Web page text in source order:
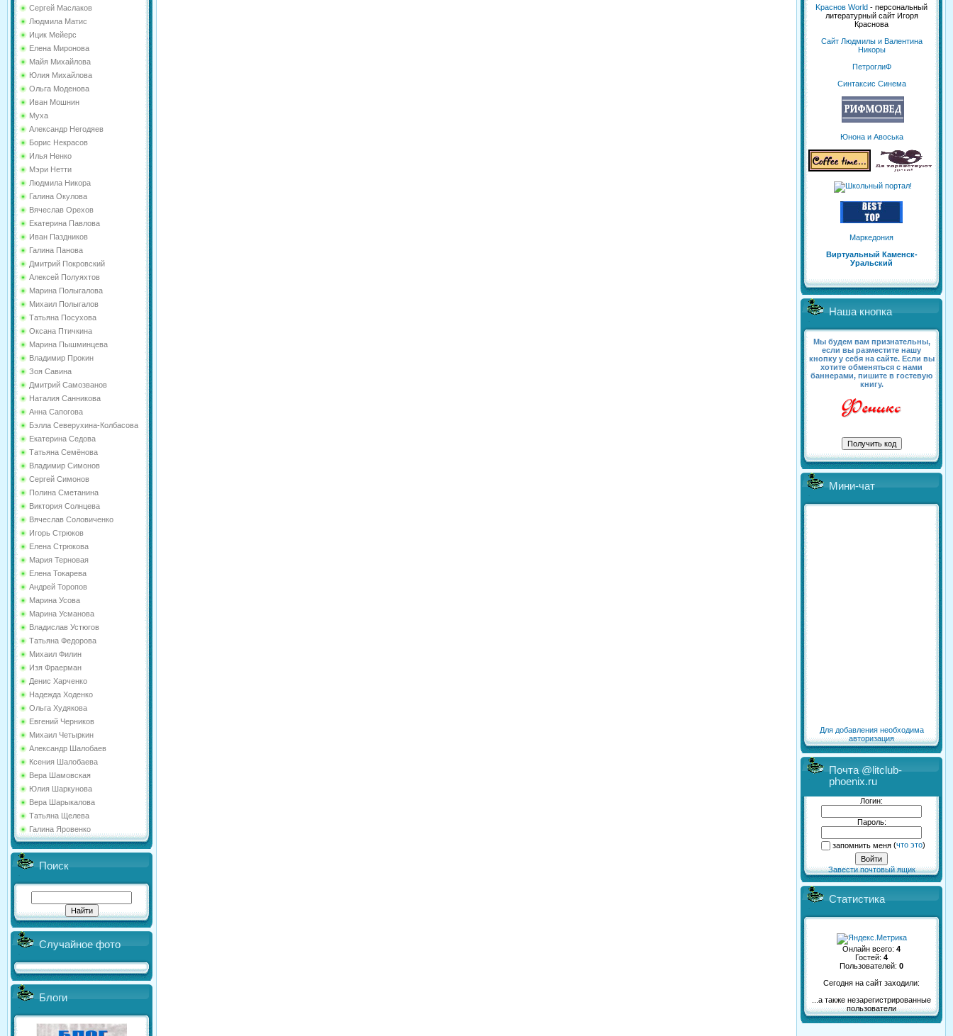
Сергей Маслаков
Людмила Матис
Ицик Мейерс
Елена Миронова
Майя Михайлова
Юлия Михайлова
Ольга Моденова
Иван Мошнин
Муха
Александр Негодяев
Борис Некрасов
Илья Ненко
Мэри Нетти
Людмила Никора
Галина Окулова
Вячеслав Орехов
Екатерина Павлова
Иван Паздников
Галина Панова
Дмитрий Покровский
Алексей Полуяхтов
Марина Полыгалова
Михаил Полыгалов
Татьяна Посухова
Оксана Птичкина
Марина Пышминцева
Владимир Прокин
Зоя Савина
Дмитрий Самозванов
Наталия Санникова
Анна Сапогова
Бэлла Северухина-Колбасова
Екатерина Седова
Татьяна Семёнова
Владимир Симонов
Сергей Симонов
Полина Сметанина
Виктория Солнцева
Вячеслав Соловиченко
Игорь Стрюков
Елена Стрюкова
Мария Терновая
Елена Токарева
Андрей Торопов
Марина Усова
Марина Усманова
Владислав Устюгов
Татьяна Федорова
Михаил Филин
Изя Фраерман
Денис Харченко
Надежда Ходенко
Ольга Худякова
Евгений Черников
Михаил Четыркин
Александр Шалобаев
Ксения Шалобаева
Вера Шамовская
Юлия Шаркунова
Вера Шарыкалова
Татьяна Щелева
Галина Яровенко
Поиск
Случайное фото
Блоги
Kраснов World - персональный
литературный сайт Игоря
Краснова
Сайт Людмилы и Валентина
Никоры
ПетроглиФ
Синтаксис Синема
Юнона и Авоська
Маркедония
Виртуальный Каменск-
Уральский
Наша кнопка
Мы будем вам признательны,
если вы разместите нашу
кнопку у себя на сайте. Если вы
хотите обменяться с нами
баннерами, пишите в гостевую
книгу.
Мини-чат
Для добавления необходима
авторизация
Почта @litclub-
phoenix.ru
Логин:
Пароль:
запомнить меня(что это)
Завести почтовый ящик
Статистика
Онлайн всего: 4
Гостей: 4
Пользователей: 0
Сегодня на сайт заходили:
...а также незарегистрированные
пользователи